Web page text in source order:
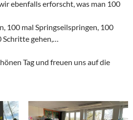
ebenfalls erforscht, was man 100
100 mal Springseilspringen, 100
Schritte gehen,…
Tag und freuen uns auf die